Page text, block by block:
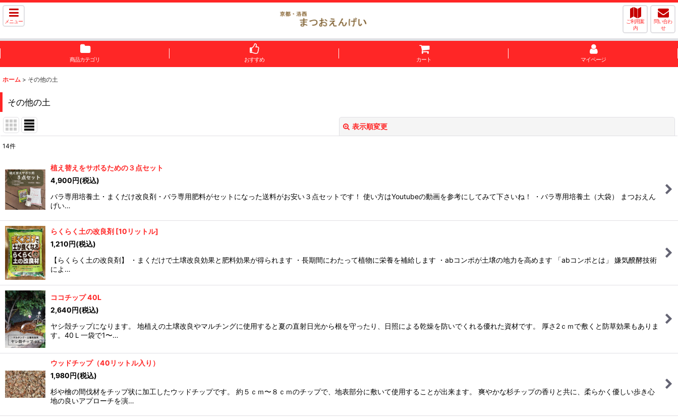
メニュー
ご利用案
内
問い合わ
せ
商品カテゴリ おすすめ カート マイページ
ホーム > その他の土
その他の土
表示順変更
並び順:
14件
植え替えをサボるための３点セット
4,900円(税込)
バラ専用培養土・まくだけ改良剤・バラ専用肥料がセットになった送料がお安い３点セットです！ 使い方はYoutubeの動画を参考にしてみて下さいね！ ・バラ専用培養土（大袋） まつおえん
げい…
らくらく土の改良剤 [10リットル]
1,210円(税込)
【らくらく土の改良剤】 ・まくだけで土壌改良効果と肥料効果が得られます ・長期間にわたって植物に栄養を補給します ・abコンポが土壌の地力を高めます 「abコンポとは」 嫌気醗酵技術
によ…
ココチップ 40L
2,640 円(税込)
ヤシ殻チップになります。 地植えの土壌改良やマルチングに使用すると夏の直射日光から根を守ったり、日照による乾燥を防いでくれる優れた資材です。 厚さ2ｃｍで敷くと防草効果もありま
す。40Ｌ一袋で1〜…
ウッドチップ（40リットル入り）
1,980円(税込)
杉や檜の間伐材をチップ状に加工したウッドチップです。 約５ｃｍ〜８ｃｍのチップで、地表部分に敷いて使用することが出来ます。 爽やかな杉チップの香りと共に、柔らかく優しい歩き心
地の良いアプローチを演…